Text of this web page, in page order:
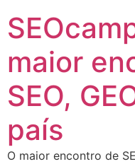
maior
SEO,
país
O maior encontro de